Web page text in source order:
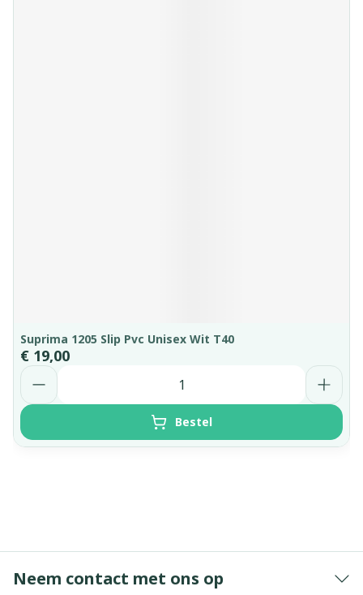
Suprima 1205 Slip Pvc Unisex Wit T40
€ 19,00
Aantal
Bestel
Neem contact met ons op